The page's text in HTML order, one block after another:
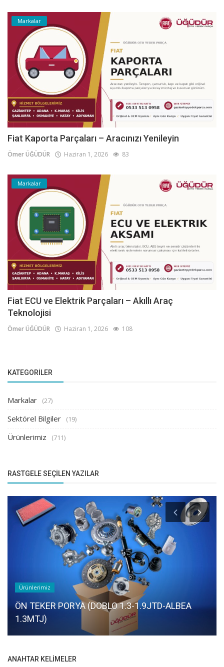
Markalar
Fiat Kaporta Parçaları – Aracınızı Yenileyin
Ömer ÜĞÜDÜR Haziran 1, 2026 83
Markalar
Fiat ECU ve Elektrik Parçaları – Akıllı Araç
Teknolojisi
Ömer ÜĞÜDÜR Haziran 1, 2026 108
KATEGORILER
Markalar (27)
Sektörel Bilgiler (19)
Ürünlerimiz (711)
RASTGELE SEÇILEN YAZILAR
Ürünlerimiz
ÖN TEKER PORYA (DOBLO 1.3-1.9JTD-ALBEA
1.3MTJ)
ANAHTAR KELIMELER